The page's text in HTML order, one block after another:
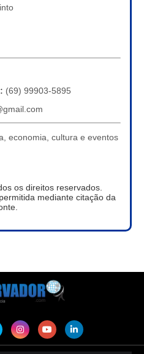
(69) 99903-5895
economia, cultura e eventos
os direitos reservados.
mediante citação da